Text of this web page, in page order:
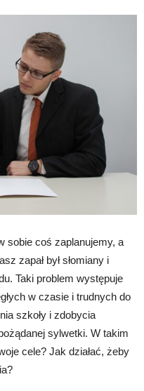
sobie coś zaplanujemy, a
zapał był słomiany i
Taki problem występuje
w czasie i trudnych do
szkoły i zdobycia
sylwetki. W takim
cele? Jak działać, żeby